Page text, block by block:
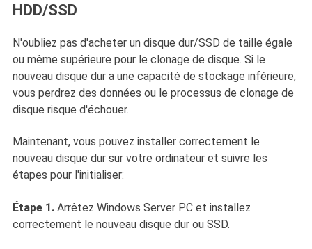
HDD/SSD
N'oubliez pas d'acheter un disque dur/SSD de taille égale
ou même supérieure pour le clonage de disque. Si le
nouveau disque dur a une capacité de stockage inférieure,
vous perdrez des données ou le processus de clonage de
disque risque d'échouer.
Maintenant, vous pouvez installer correctement le
nouveau disque dur sur votre ordinateur et suivre les
étapes pour l'initialiser:
Étape 1. Arrêtez Windows Server PC et installez
correctement le nouveau disque dur ou SSD.